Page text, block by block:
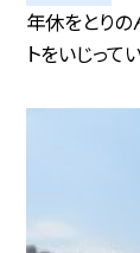
年休をとりの
トをいじって